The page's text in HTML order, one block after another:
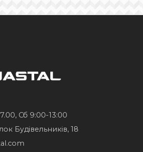
Сб 9:00-13:00
Будівельників, 18